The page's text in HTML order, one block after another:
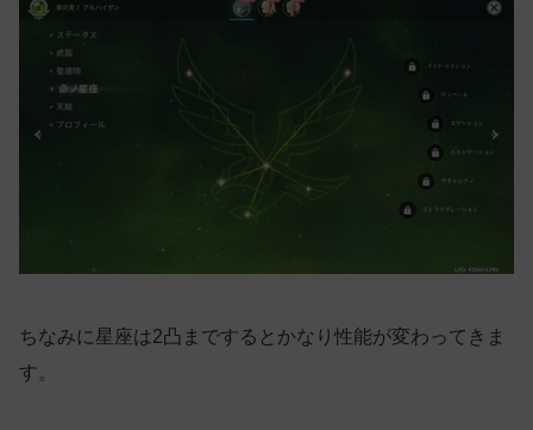
ちなみに星座は2凸までするとかなり性能が変わってきま
す。